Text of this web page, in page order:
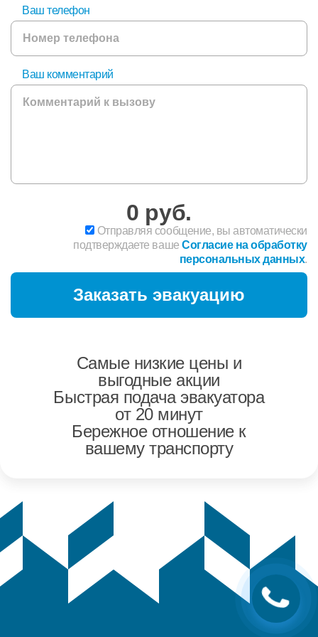
Ваш телефон
Ваш комментарий
0 руб.
Отправляя сообщение, вы автоматически
подтверждаете вашеСогласие на обработку
персональных данных.
Самые низкие цены и
выгодные акции
Быстрая подача эвакуатора
от 20 минут
Бережное отношение к
вашему транспорту